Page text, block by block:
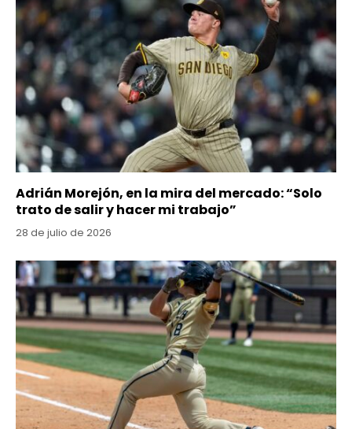
Adrián Morejón, en la mira del mercado: “Solo
trato de salir y hacer mi trabajo”
28 de julio de 2026